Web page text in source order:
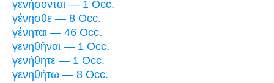
γενήσονται — 1 Occ.
γένησθε — 8 Occ.
γένηται — 46 Occ.
γενηθῆναι — 1 Occ.
γενήθητε — 1 Occ.
γενηθήτω — 8 Occ.